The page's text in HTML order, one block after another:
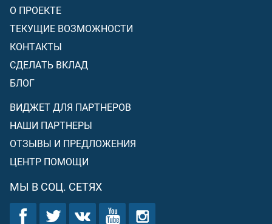
О ПРОЕКТЕ
ТЕКУЩИЕ ВОЗМОЖНОСТИ
КОНТАКТЫ
СДЕЛАТЬ ВКЛАД
БЛОГ
ВИДЖЕТ ДЛЯ ПАРТНЕРОВ
НАШИ ПАРТНЕРЫ
ОТЗЫВЫ И ПРЕДЛОЖЕНИЯ
ЦЕНТР ПОМОЩИ
МЫ В СОЦ. СЕТЯХ